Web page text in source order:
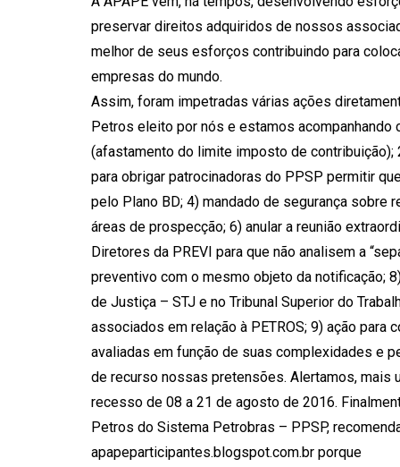
preservar direitos adquiridos de nossos
melhor de seus esforços contribuindo para
empresas do mundo.
Assim, foram impetradas várias ações
Petros eleito por nós e estamos
(afastamento do limite imposto de
para obrigar patrocinadoras do PPSP permitir
pelo Plano BD; 4) mandado de segurança sobre
áreas de prospecção; 6) anular a reunião
Diretores da PREVI para que não analisem a
preventivo com o mesmo objeto da notificação;
de Justiça – STJ e no Tribunal Superior do
associados em relação à PETROS; 9) ação
avaliadas em função de suas complexidades e
de recurso nossas pretensões. Alertamos,
recesso de 08 a 21 de agosto de 2016.
Petros do Sistema Petrobras – PPSP,
apapeparticipantes.blogspot.com.br porque